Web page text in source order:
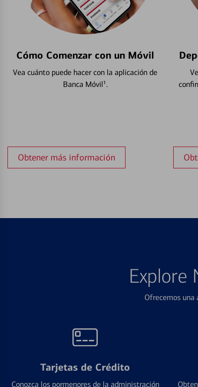
Cómo Comenzar con un Móvil
Vea cuánto puede hacer con la aplicación de
Banca Móvil¹.
Obtener más información
Explore
Ofrecemos una
Tarjetas de Crédito
Conozca los pormenores de la administración